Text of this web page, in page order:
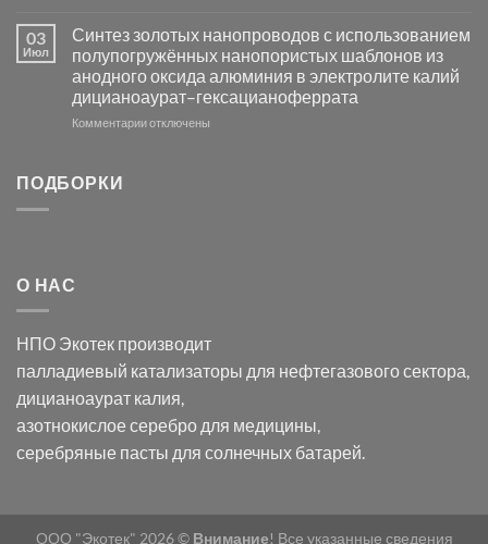
в
видимом
свете
с
помощью
модификации
серебра
с
электродов
серебра
и
03
Июл
Синтез золотых нанопроводов с использованием
полупогружённых нанопористых шаблонов из
анодного оксида алюминия в электролите калий
дицианоаурат–гексацианоферрата
Комментариик
оксида
в
электролите
калий
дицианоаурат–
гексацианоферрата
отключены
ПОДБОРКИ
О НАС
НПО Экотек производит
палладиевый катализаторы для нефтегазового сектора,
дицианоаурат калия,
азотнокислое серебро для медицины,
серебряные пасты для солнечных батарей.
ООО "Экотек" 2026 © Внимание! Все указанные сведения